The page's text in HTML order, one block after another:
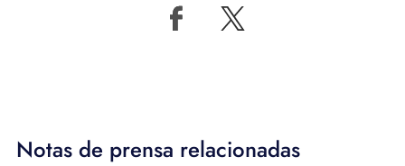
Notas de prensa relacionadas